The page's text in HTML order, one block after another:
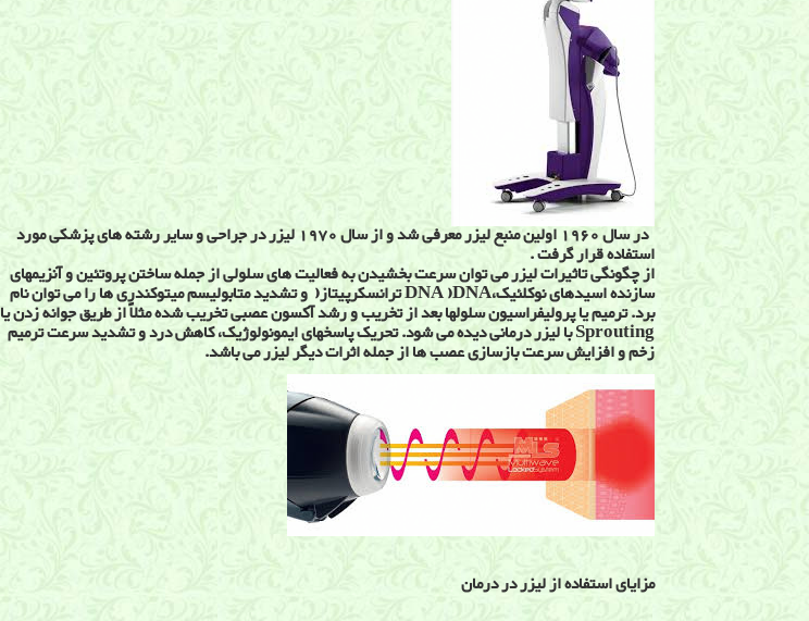
در سال 1960 اولین منبع لیزر معرفی شد و از سال 1970 لیزر در جراحی و سایر رشته های پزشکی مورد
استفاده قرار گرفت .
از چگونگی تاثیرات لیزر می توان سرعت بخشیدن به فعالیت های سلولی از جمله ساختن پروتئین و آنزیمهای
سازنده اسیدهای نوکلئیک،DNA )DNA ترانسکرپیتاز( و تشدید متابولیسم میتوکندری ها را می توان نام
برد. ترمیم یا پرولیفراسیون سلولها بعد از تخریب و رشد آکسون عصبی تخریب شده مثلاً از طریق جوانه زدن یا
Sprouting با لیزر درمانی دیده می شود. تحریک پاسخهای ایمونولوژیک، کاهش درد و تشدید سرعت ترمیم
زخم و افزایش سرعت بازسازی عصب ها از جمله اثرات دیگر لیزر می باشد.
مزایای استفاده از لیزر در درمان